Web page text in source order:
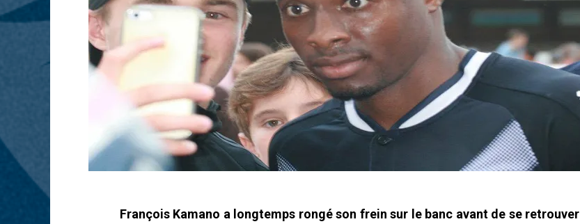
François Kamano a longtemps rongé son frein sur le banc avant de se retrouver